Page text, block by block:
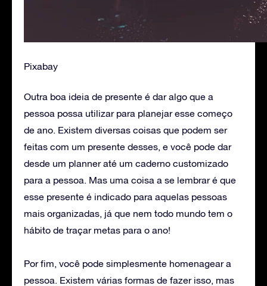
Pixabay
Outra boa ideia de presente é dar algo que a
pessoa possa utilizar para planejar esse começo
de ano. Existem diversas coisas que podem ser
feitas com um presente desses, e você pode dar
desde um planner até um caderno customizado
para a pessoa. Mas uma coisa a se lembrar é que
esse presente é indicado para aquelas pessoas
mais organizadas, já que nem todo mundo tem o
hábito de traçar metas para o ano!
Por fim, você pode simplesmente homenagear a
pessoa. Existem várias formas de fazer isso, mas